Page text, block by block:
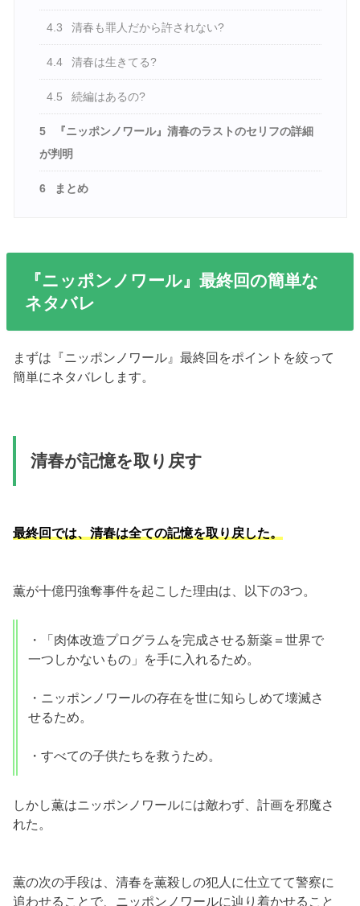
4.3 清春も罪人だから許されない?
4.4 清春は生きてる?
4.5 続編はあるの?
5
『ニッポンノワール』清春のラストのセリフの詳細
が判明
6 まとめ
『ニッポンノワール』最終回の簡単な
ネタバレ
まずは『ニッポンノワール』最終回をポイントを絞って
簡単にネタバレします。
清春が記憶を取り戻す
最終回では、清春は全ての記憶を取り戻した。
薫が十億円強奪事件を起こした理由は、以下の3つ。
・「肉体改造プログラムを完成させる新薬＝世界で
一つしかないもの」を手に入れるため。
・ニッポンノワールの存在を世に知らしめて壊滅さ
せるため。
・すべての子供たちを救うため。
しかし薫はニッポンノワールには敵わず、計画を邪魔さ
れた。
薫の次の手段は、清春を薫殺しの犯人に仕立てて警察に
追わせることで、ニッポンノワールに辿り着かせること